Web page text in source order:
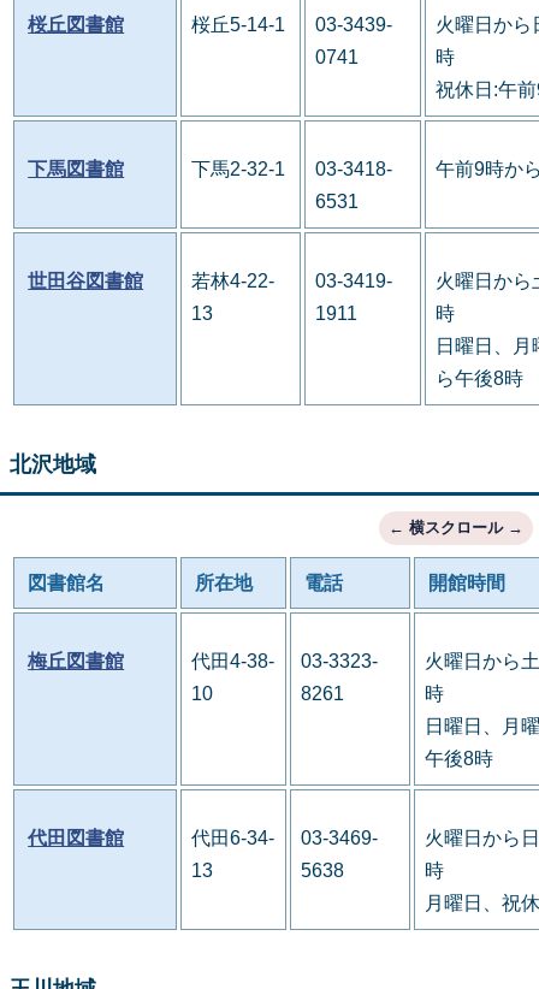
桜丘図書館 桜丘5-14-1
03-3439-
0741
火曜日から
時
祝休日:午
下馬図書館 下馬2-32-1
03-3418-
6531
午前9時か
世田谷図書館
若林4-22-
13
03-3419-
1911
火曜日から
時
日曜日、
ら午後8時
北沢地域
図書館名 所在地 電話 開館時間
梅丘図書館
代田4-38-
10
03-3323-
8261
火曜日から
時
日曜日、月
午後8時
代田図書館
代田6-34-
13
03-3469-
5638
火曜日から
時
月曜日、祝